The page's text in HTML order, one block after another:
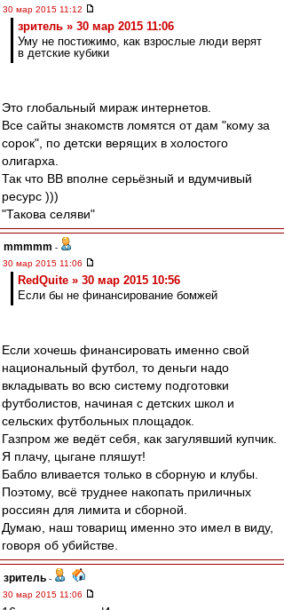
30 мар 2015 11:12
зpитель » 30 мар 2015 11:06
Уму не постижимо, как взрослые люди верят
в детские кубики
Это глобальный мираж интернетов.
Все сайты знакомств ломятся от дам "кому за
сорок", по детски верящих в холостого
олигарха.
Так что ВВ вполне серьёзный и вдумчивый
ресурс )))
"Такова селяви"
mmmmm -
30 мар 2015 11:06
RedQuite » 30 мар 2015 10:56
Если бы не финансирование бомжей
Если хочешь финансировать именно свой
национальный футбол, то деньги надо
вкладывать во всю систему подготовки
футболистов, начиная с детских школ и
сельских футбольных площадок.
Газпром же ведёт себя, как загулявший купчик.
Я плачу, цыгане пляшут!
Бабло вливается только в сборную и клубы.
Поэтому, всё труднее накопать приличных
россиян для лимита и сборной.
Думаю, наш товарищ именно это имел в виду,
говоря об убийстве.
зpитель -
30 мар 2015 11:06